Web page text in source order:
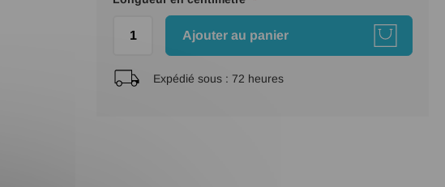
Ajouter au panier
Expédié sous : 72 heures